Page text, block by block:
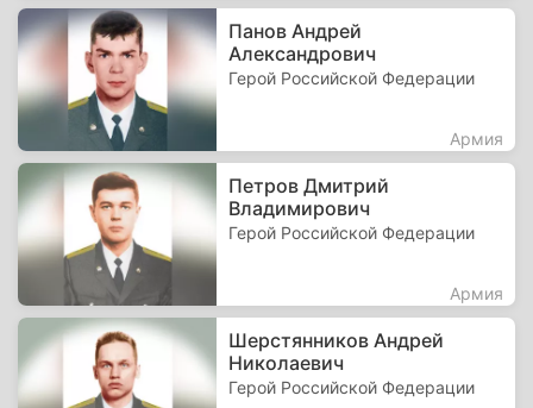
Панов Андрей
Александрович
Герой Российской Федерации
Армия
Петров Дмитрий
Владимирович
Герой Российской Федерации
Армия
Шерстянников Андрей
Николаевич
Герой Российской Федерации